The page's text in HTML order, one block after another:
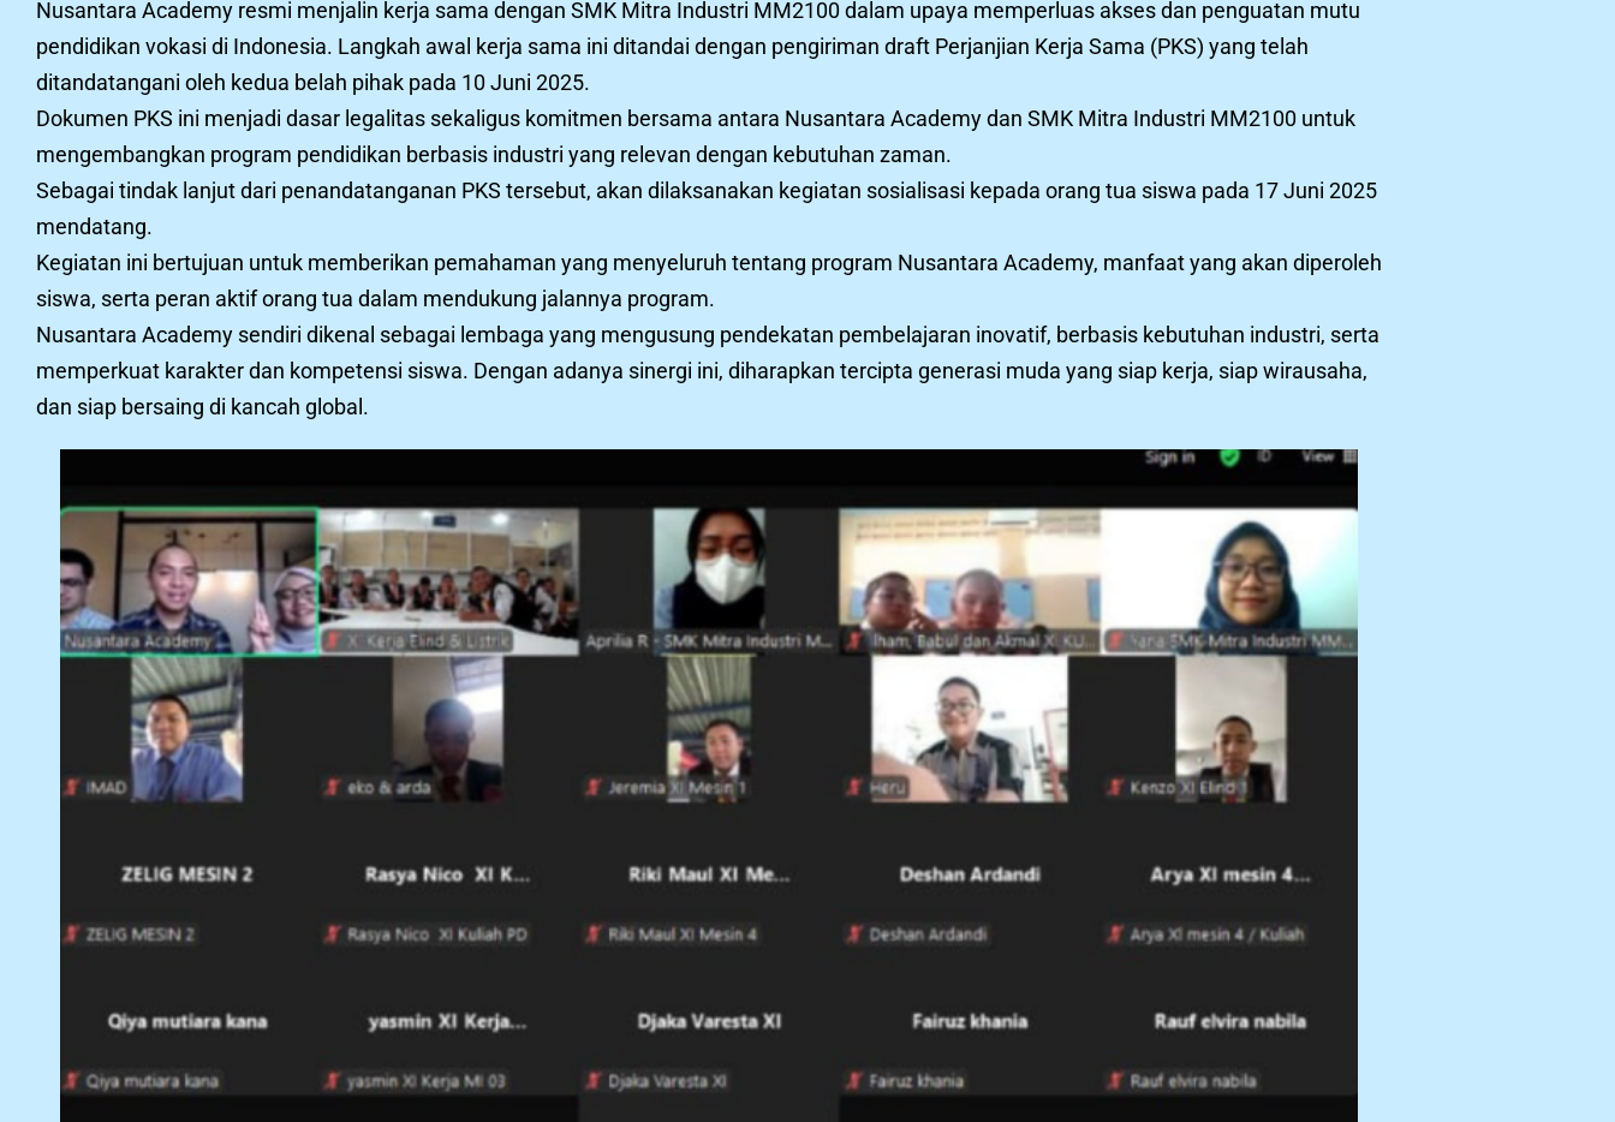
Nusantara Academy resmi menjalin kerja sama dengan SMK Mitra Industri MM2100 dalam upaya memperluas akses dan penguatan mutu
pendidikan vokasi di Indonesia. Langkah awal kerja sama ini ditandai dengan pengiriman draft Perjanjian Kerja Sama (PKS) yang telah
ditandatangani oleh kedua belah pihak pada 10 Juni 2025.
Dokumen PKS ini menjadi dasar legalitas sekaligus komitmen bersama antara Nusantara Academy dan SMK Mitra Industri MM2100 untuk
mengembangkan program pendidikan berbasis industri yang relevan dengan kebutuhan zaman.
Sebagai tindak lanjut dari penandatanganan PKS tersebut, akan dilaksanakan kegiatan sosialisasi kepada orang tua siswa pada 17 Juni 2025
mendatang.
Kegiatan ini bertujuan untuk memberikan pemahaman yang menyeluruh tentang program Nusantara Academy, manfaat yang akan diperoleh
siswa, serta peran aktif orang tua dalam mendukung jalannya program.
Nusantara Academy sendiri dikenal sebagai lembaga yang mengusung pendekatan pembelajaran inovatif, berbasis kebutuhan industri, serta
memperkuat karakter dan kompetensi siswa. Dengan adanya sinergi ini, diharapkan tercipta generasi muda yang siap kerja, siap wirausaha,
dan siap bersaing di kancah global.